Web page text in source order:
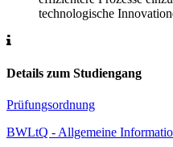
technologische
Details zum Studiengang
Prüfungsordnung
BWLtQ - Allgemeine